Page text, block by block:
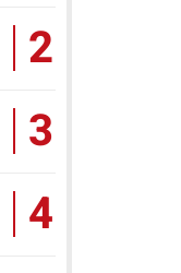
2
3
4